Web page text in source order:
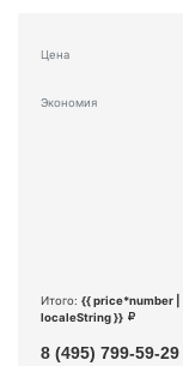
Цена
Экономия
Итого: {{ price*number |
localeString }}
8 (495) 799-59-29